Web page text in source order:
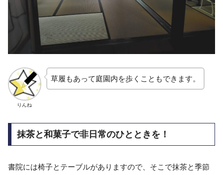
りんね
草履もあって庭園内を歩くこともできます。
抹茶と和菓子で非日常のひとときを！
書院には椅子とテーブルがありますので、そこで抹茶と季節